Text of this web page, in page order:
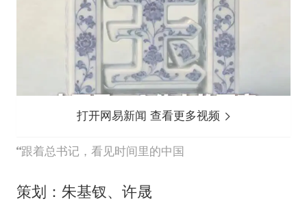
打开网易新闻 查看更多视频
跟着总书记，看见时间里的中国
策划：朱基钗、许晟